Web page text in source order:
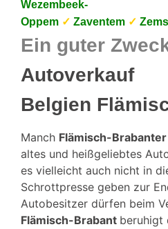
Wezembeek-
Oppem ✓ Zaventem ✓
Ein guter
Autoverkauf
Belgien
Manch Flämisch-Brabanter
altes und heißgeliebtes
es vielleicht auch nicht in
Schrottpresse geben zur
Autobesitzer dürfen beim
Flämisch-Brabant beruhigt